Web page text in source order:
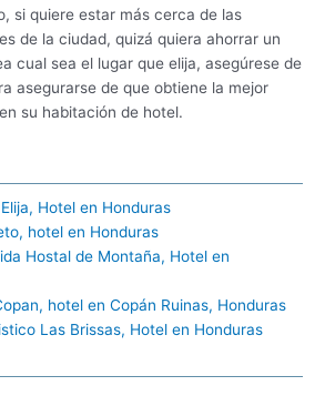
si quiere estar más cerca de las
de la ciudad, quizá quiera ahorrar un
cual sea el lugar que elija, asegúrese de
asegurarse de que obtiene la mejor
su habitación de hotel.
Hotel en Honduras
hotel en Honduras
Hostal de Montaña, Hotel en
hotel en Copán Ruinas, Honduras
Las Brissas, Hotel en Honduras